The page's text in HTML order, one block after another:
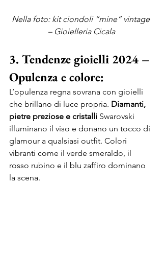
Nella foto: kit ciondoli “mine” vintage
– Gioielleria Cicala
3. Tendenze gioielli 2024 –
Opulenza e colore:
L’opulenza regna sovrana con gioielli
che brillano di luce propria. Diamanti,
pietre preziose e cristalli Swarovski
illuminano il viso e donano un tocco di
glamour a qualsiasi outfit. Colori
vibranti come il verde smeraldo, il
rosso rubino e il blu zaffiro dominano
la scena.